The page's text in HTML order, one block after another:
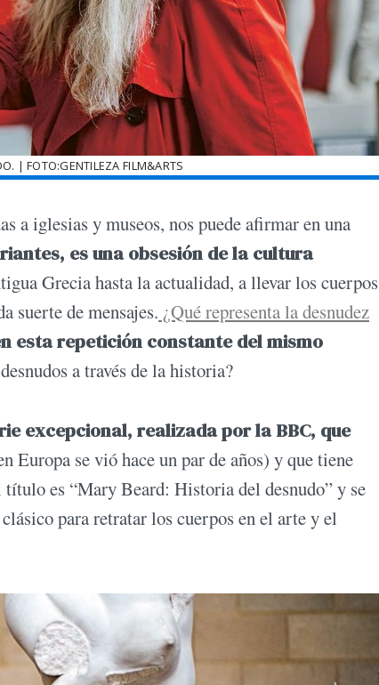
| FOTO:GENTILEZA FILM&ARTS
a iglesias y museos, nos puede afirmar en una
es una obsesión de la cultura
Grecia hasta la actualidad, a llevar los cuerpos
suerte de mensajes. ¿Qué representa la desnudez
esta repetición constante del mismo
a través de la historia?
excepcional, realizada por la BBC, que
Europa se vió hace un par de años) y que tiene
es “Mary Beard: Historia del desnudo” y se
para retratar los cuerpos en el arte y el